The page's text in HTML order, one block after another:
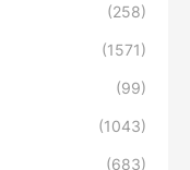
(258)
(1571)
(99)
(1043)
(683)